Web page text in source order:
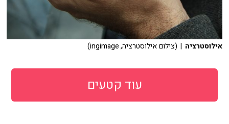
אילוסטרציה | (צילום אילוסטרציה, ingimage)
עוד קטעים